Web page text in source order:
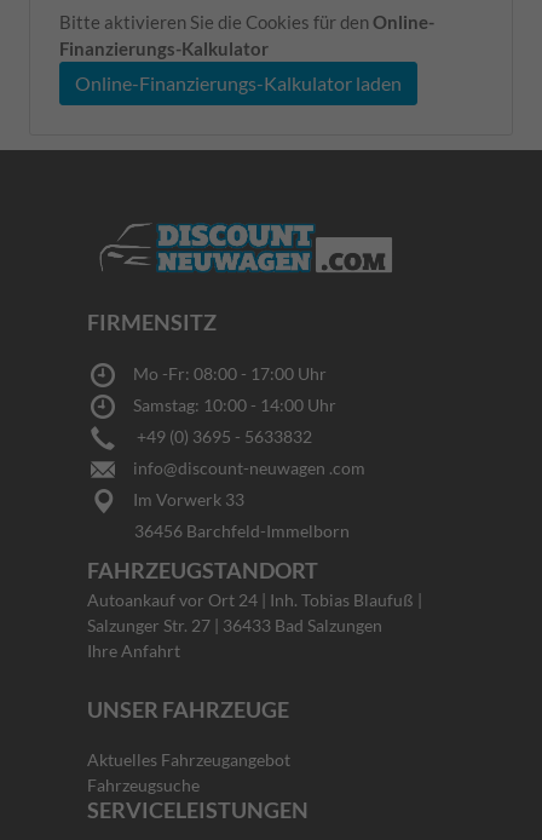
Bitte aktivieren Sie die Cookies für den Online-
Finanzierungs-Kalkulator
Online-Finanzierungs-Kalkulator laden
FIRMENSITZ
Mo -Fr: 08:00 - 17:00 Uhr
Samstag: 10:00 - 14:00 Uhr
+49 (0) 3695 - 5633832
info@discount-neuwagen .com
Im Vorwerk 33
36456 Barchfeld-Immelborn
FAHRZEUGSTANDORT
Autoankauf vor Ort 24 | Inh. Tobias Blaufuß |
Salzunger Str. 27 | 36433 Bad Salzungen
Ihre Anfahrt
UNSER FAHRZEUGE
Aktuelles Fahrzeugangebot
Fahrzeugsuche
SERVICELEISTUNGEN